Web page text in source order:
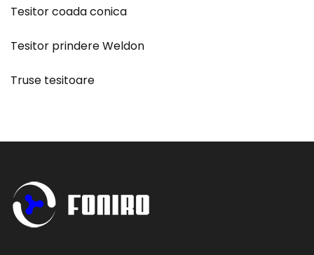
Tesitor coada conica
Tesitor prindere Weldon
Truse tesitoare